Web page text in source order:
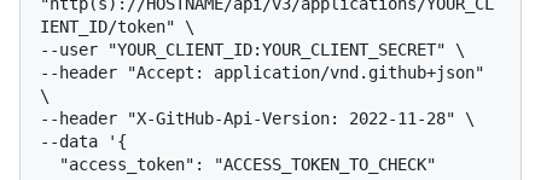
IENT_ID/token" \
--user "YOUR_CLIENT_ID:YOUR_CLIENT_SECRET" \
--header "Accept: application/vnd.github+json"
\
--header "X-GitHub-Api-Version: 2022-11-28" \
--data '{